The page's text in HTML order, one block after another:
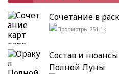
Сочетание в
251.1k
Состав и
Полной Луны